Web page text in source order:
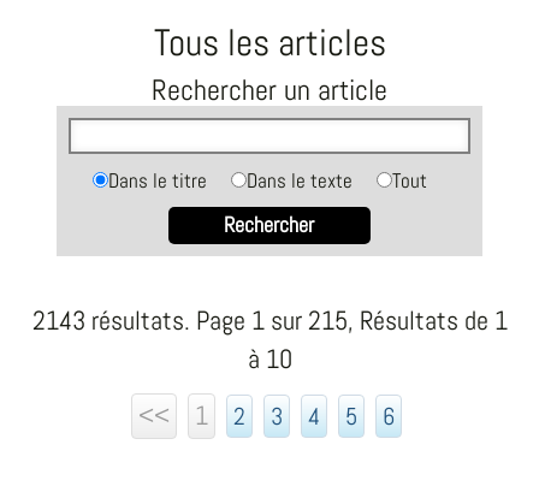
Tous les articles
Rechercher un article
Dans le titre Dans le texte
Tout
Rechercher
2143 résultats. Page 1 sur 215, Résultats de 1
à 10
<<
1 2 3 4 5 6